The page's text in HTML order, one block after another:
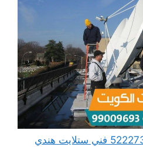
فني ستلايت المطلاع 52227330 فني ستلايت هندي